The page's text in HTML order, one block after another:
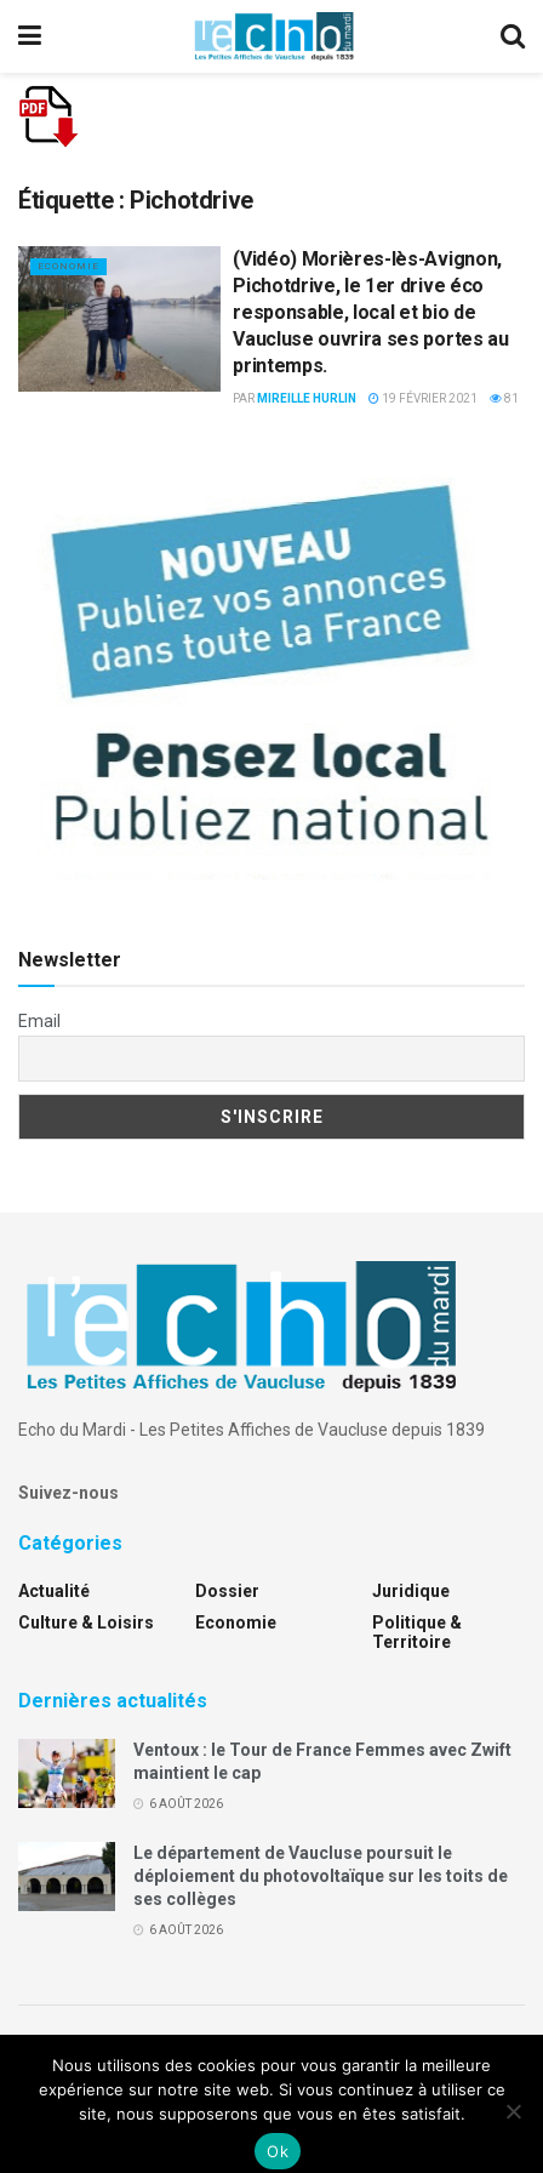
Étiquette : Pichotdrive
ECONOMIE
(Vidéo) Morières-lès-Avignon,
Pichotdrive, le 1er drive éco
responsable, local et bio de
Vaucluse ouvrira ses portes au
printemps.
PAR MIREILLE HURLIN 19 FÉVRIER 2021 81
Newsletter
Email
Echo du Mardi - Les Petites Affiches de Vaucluse depuis 1839
Suivez-nous
Catégories
Actualité
Culture & Loisirs
Dossier
Economie
Juridique
Politique &
Territoire
Dernières actualités
Ventoux : le Tour de France Femmes avec Zwift
maintient le cap
6 AOÛT 2026
Le département de Vaucluse poursuit le
déploiement du photovoltaïque sur les toits de
ses collèges
6 AOÛT 2026
Politique de confidentialité Mentions légales
Contact
Annonces Legal Plus
Agence de communication
Nous utilisons des cookies pour vous garantir la meilleure
expérience sur notre site web. Si vous continuez à utiliser ce
site, nous supposerons que vous en êtes satisfait.
Ok